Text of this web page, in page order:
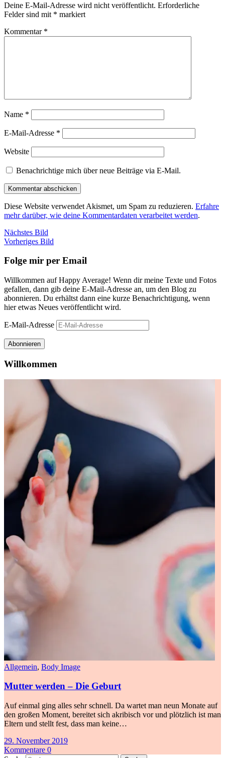
Deine E-Mail-Adresse wird nicht veröffentlicht. Erforderliche
Felder sind mit * markiert
Kommentar *
Name *
E-Mail-Adresse *
Website
Benachrichtige mich über neue Beiträge via E-Mail.
Diese Website verwendet Akismet, um Spam zu reduzieren. Erfahre
mehr darüber, wie deine Kommentardaten verarbeitet werden.
Nächstes Bild
Vorheriges Bild
Folge mir per Email
Willkommen auf Happy Average! Wenn dir meine Texte und Fotos
gefallen, dann gib deine E-Mail-Adresse an, um den Blog zu
abonnieren. Du erhältst dann eine kurze Benachrichtigung, wenn
hier etwas Neues veröffentlicht wird.
E-Mail-Adresse
Abonnieren
Willkommen
Allgemein, Body Image
Mutter werden – Die Geburt
Auf einmal ging alles sehr schnell. Da wartet man neun Monate auf
den großen Moment, bereitet sich akribisch vor und plötzlich ist man
Eltern und stellt fest, dass man keine…
29. November 2019
Kommentare 0